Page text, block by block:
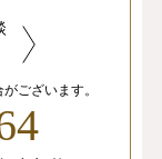
ございます。